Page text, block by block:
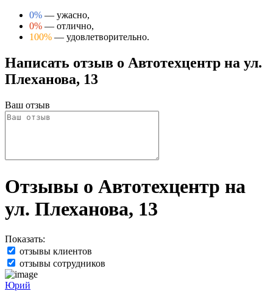
0% — ужасно,
0% — отлично,
100% — удовлетворительно.
Написать отзыв о Автотехцентр на ул.
Плеханова, 13
Ваш отзыв
Отзывы о Автотехцентр на
ул. Плеханова, 13
Показать:
отзывы клиентов
отзывы сотрудников
Юрий